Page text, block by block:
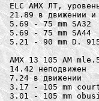
ELC AMX ЛТ,
21.89 в движении и
5.69 - 75 mm SA32
5.69 - 75 mm SA44
5.21 - 90 mm D.
AMX 13 105 AM
14.42 неподвижен
7.24 в движении
3.17 - 105 mm
3.01 - 105 mm